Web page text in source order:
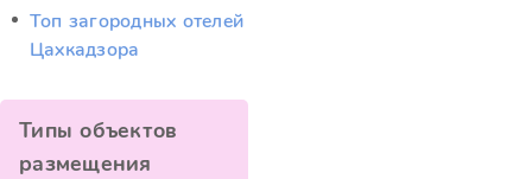
Топ загородных отелей
Цахкадзора
Типы объектов
размещения